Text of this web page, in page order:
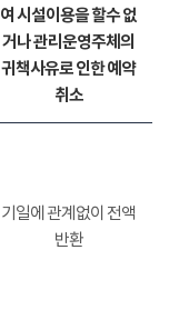
여 시설이용을 할수 없
거나 관리운영주체의
귀책사유로 인한 예약
취소
기일에 관계없이 전액
반환